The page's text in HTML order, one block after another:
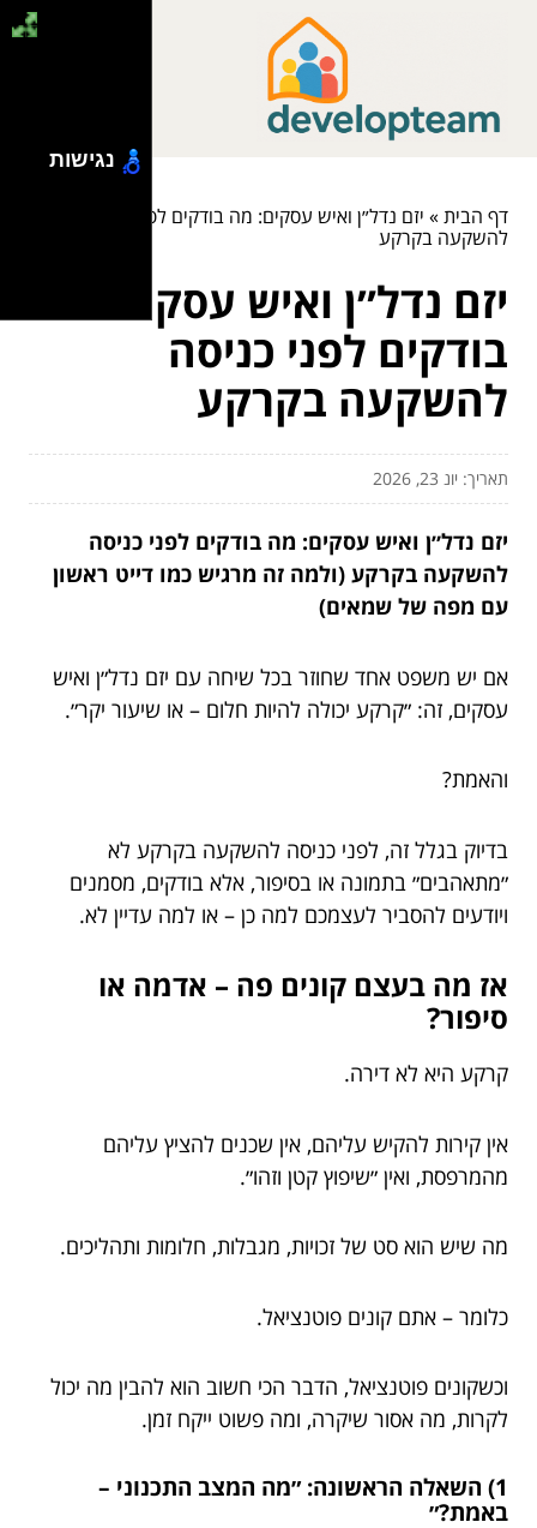
דף הבית» יזם נדל״ן ואיש עסקים: מה בודקים לפני כניסה
להשקעה בקרקע
יזם נדל״ן ואיש עסקים: מה
בודקים לפני כניסה
להשקעה בקרקע
תאריך: יונ 23, 2026
יזם נדל״ן ואיש עסקים: מה בודקים לפני כניסה
להשקעה בקרקע (ולמה זה מרגיש כמו דייט ראשון
עם מפה של שמאים)
אם יש משפט אחד שחוזר בכל שיחה עם יזם נדל״ן ואיש
עסקים, זה: ״קרקע יכולה להיות חלום – או שיעור יקר״.
והאמת?
בדיוק בגלל זה, לפני כניסה להשקעה בקרקע לא
״מתאהבים״ בתמונה או בסיפור, אלא בודקים, מסמנים
ויודעים להסביר לעצמכם למה כן – או למה עדיין לא.
אז מה בעצם קונים פה – אדמה או
סיפור?
קרקע היא לא דירה.
אין קירות להקיש עליהם, אין שכנים להציץ עליהם
מהמרפסת, ואין ״שיפוץ קטן וזהו״.
מה שיש הוא סט של זכויות, מגבלות, חלומות ותהליכים.
כלומר – אתם קונים פוטנציאל.
וכשקונים פוטנציאל, הדבר הכי חשוב הוא להבין מה יכול
לקרות, מה אסור שיקרה, ומה פשוט ייקח זמן.
1) השאלה הראשונה: ״מה המצב התכנוני –
באמת?״
נגישות